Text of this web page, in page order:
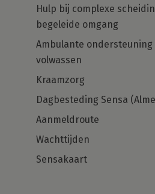
in
en omgeving
voor de
Hulp bij complexe
begeleide omgang
Ambulante ondersteuning
volwassen
Kraamzorg
Dagbesteding Sensa
Aanmeldroute
Wachttijden
Sensakaart